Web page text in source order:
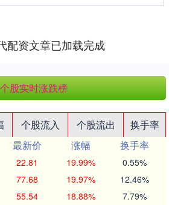
配资文章已加载完成
个股实时涨跌榜
个股流入 个股流出
换手率
最新价 涨幅
换手率
22.81 19.99% 0.55%
77.68 19.97% 12.46%
55.54 18.88% 7.79%